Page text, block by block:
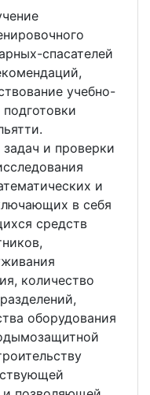
спасателей
учебно-
и проверки
и
в себя
средств
количество
оборудования